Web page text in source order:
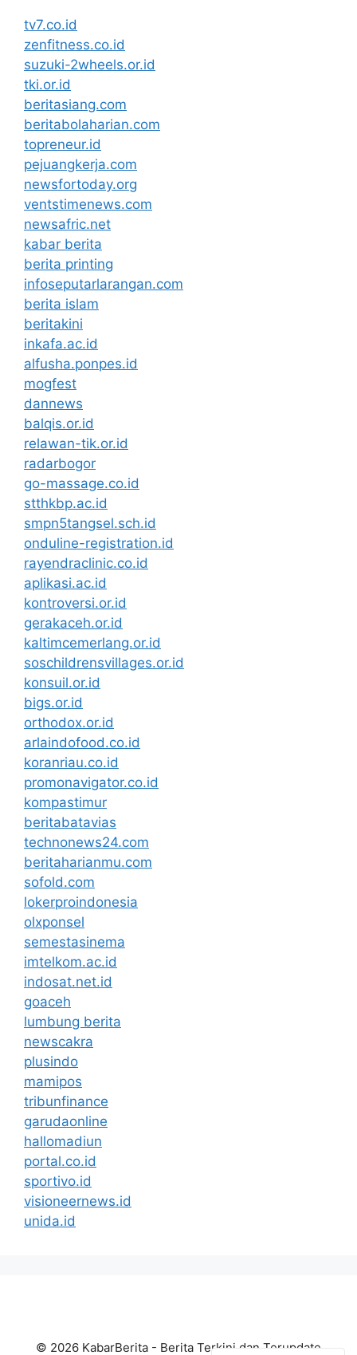
tv7.co.id
zenfitness.co.id
suzuki-2wheels.or.id
tki.or.id
beritasiang.com
beritabolaharian.com
topreneur.id
pejuangkerja.com
newsfortoday.org
ventstimenews.com
newsafric.net
kabar berita
berita printing
infoseputarlarangan.com
berita islam
beritakini
inkafa.ac.id
alfusha.ponpes.id
mogfest
dannews
balqis.or.id
relawan-tik.or.id
radarbogor
go-massage.co.id
stthkbp.ac.id
smpn5tangsel.sch.id
onduline-registration.id
rayendraclinic.co.id
aplikasi.ac.id
kontroversi.or.id
gerakaceh.or.id
kaltimcemerlang.or.id
soschildrensvillages.or.id
konsuil.or.id
bigs.or.id
orthodox.or.id
arlaindofood.co.id
koranriau.co.id
promonavigator.co.id
kompastimur
beritabatavias
technonews24.com
beritaharianmu.com
sofold.com
lokerproindonesia
olxponsel
semestasinema
imtelkom.ac.id
indosat.net.id
goaceh
lumbung berita
newscakra
plusindo
mamipos
tribunfinance
garudaonline
hallomadiun
portal.co.id
sportivo.id
visioneernews.id
unida.id
© 2026 KabarBerita - Berita Terkini dan Terupdate